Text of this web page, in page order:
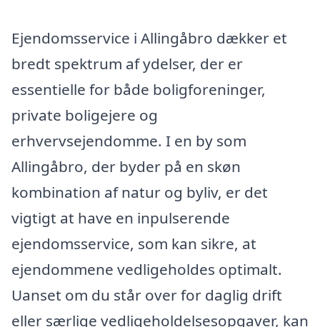
Ejendomsservice i Allingåbro dækker et
bredt spektrum af ydelser, der er
essentielle for både boligforeninger,
private boligejere og
erhvervsejendomme. I en by som
Allingåbro, der byder på en skøn
kombination af natur og byliv, er det
vigtigt at have en inpulserende
ejendomsservice, som kan sikre, at
ejendommene vedligeholdes optimalt.
Uanset om du står over for daglig drift
eller særlige vedligeholdelsesopgaver, kan